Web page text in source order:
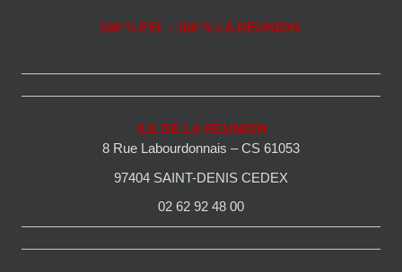
100 % PEI - 100 % LA REUNION
ILE DE LA REUNION
8 Rue Labourdonnais – CS 61053
97404 SAINT-DENIS CEDEX
02 62 92 48 00